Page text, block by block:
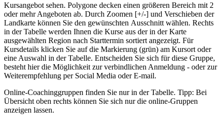
Kursangebot sehen. Polygone decken einen größeren Bereich mit 2
oder mehr Angeboten ab. Durch Zoomen [+/-] und Verschieben der
Landkarte können Sie den gewünschten Ausschnitt wählen. Rechts
in der Tabelle werden Ihnen die Kurse aus der in der Karte
ausgewählten Region nach Starttermin sortiert angezeigt. Für
Kursdetails klicken Sie auf die Markierung (grün) am Kursort oder
eine Auswahl in der Tabelle. Entscheiden Sie sich für diese Gruppe,
besteht hier die Möglichkeit zur verbindlichen Anmeldung - oder zur
Weiterempfehlung per Social Media oder E-mail.
Online-Coachinggruppen finden Sie nur in der Tabelle. Tipp: Bei
Übersicht oben rechts können Sie sich nur die online-Gruppen
anzeigen lassen.